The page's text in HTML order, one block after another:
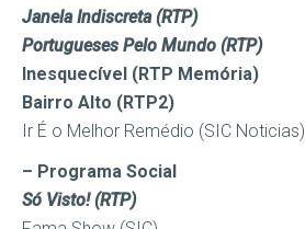
Janela Indiscreta (RTP)
Portugueses Pelo Mundo (RTP)
Inesquecível (RTP Memória)
Bairro Alto (RTP2)
Ir É o Melhor Remédio (SIC Noticias)
– Programa Social
Só Visto! (RTP)